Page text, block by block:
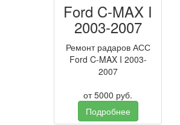
Ford C-MAX I
2003-2007
Ремонт радаров АСС
Ford C-MAX I 2003-
2007
от5000 руб.
Подробнее